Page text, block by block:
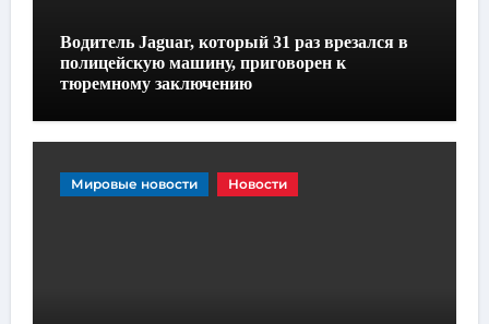
Водитель Jaguar, который 31 раз врезался в
полицейскую машину, приговорен к
тюремному заключению
Мировые новости Новости